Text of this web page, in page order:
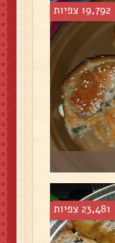
19,792 צפיות
23,481 צפיות